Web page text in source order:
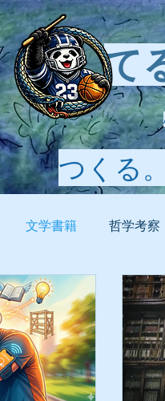
て
つくる
文学書籍 哲学考察